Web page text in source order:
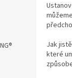
Jak
které